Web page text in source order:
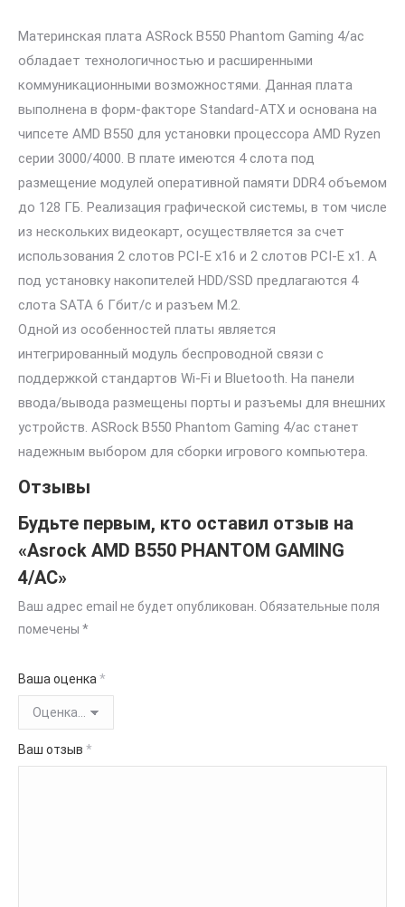
Материнская плата ASRock B550 Phantom Gaming 4/ac
обладает технологичностью и расширенными
коммуникационными возможностями. Данная плата
выполнена в форм-факторе Standard-ATX и основана на
чипсете AMD B550 для установки процессора AMD Ryzen
серии 3000/4000. В плате имеются 4 слота под
размещение модулей оперативной памяти DDR4 объемом
до 128 ГБ. Реализация графической системы, в том числе
из нескольких видеокарт, осуществляется за счет
использования 2 слотов PCI-E x16 и 2 слотов PCI-E x1. А
под установку накопителей HDD/SSD предлагаются 4
слота SATA 6 Гбит/с и разъем M.2.
Одной из особенностей платы является
интегрированный модуль беспроводной связи с
поддержкой стандартов Wi-Fi и Bluetooth. На панели
ввода/вывода размещены порты и разъемы для внешних
устройств. ASRock B550 Phantom Gaming 4/ac станет
надежным выбором для сборки игрового компьютера.
Отзывы
Будьте первым, кто оставил отзыв на
«Asrock AMD B550 PHANTOM GAMING
4/AC»
Ваш адрес email не будет опубликован. Обязательные поля
помечены *
Ваша оценка *
Ваш отзыв *